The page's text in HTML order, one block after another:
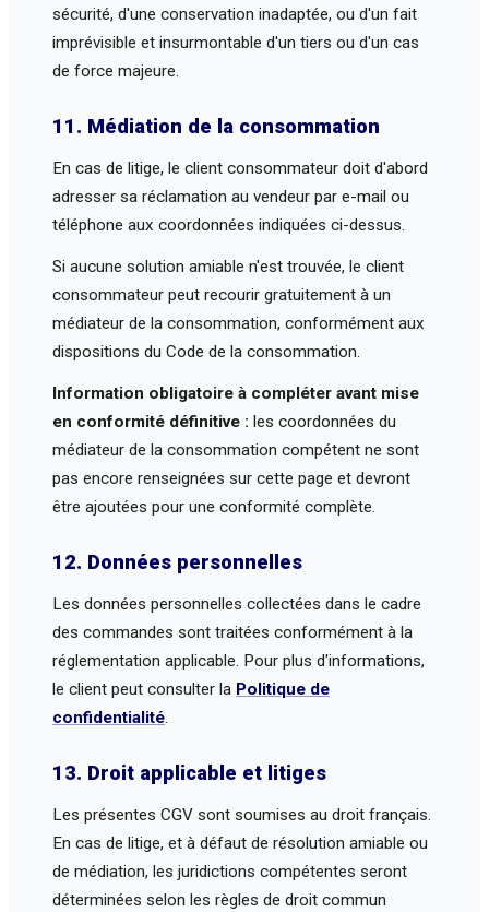
sécurité, d'une conservation inadaptée, ou d'un fait
imprévisible et insurmontable d'un tiers ou d'un cas
de force majeure.
11. Médiation de la consommation
En cas de litige, le client consommateur doit d'abord
adresser sa réclamation au vendeur par e-mail ou
téléphone aux coordonnées indiquées ci-dessus.
Si aucune solution amiable n'est trouvée, le client
consommateur peut recourir gratuitement à un
médiateur de la consommation, conformément aux
dispositions du Code de la consommation.
Information obligatoire à compléter avant mise
en conformité définitive : les coordonnées du
médiateur de la consommation compétent ne sont
pas encore renseignées sur cette page et devront
être ajoutées pour une conformité complète.
12. Données personnelles
Les données personnelles collectées dans le cadre
des commandes sont traitées conformément à la
réglementation applicable. Pour plus d'informations,
le client peut consulter la Politique de
confidentialité.
13. Droit applicable et litiges
Les présentes CGV sont soumises au droit français.
En cas de litige, et à défaut de résolution amiable ou
de médiation, les juridictions compétentes seront
déterminées selon les règles de droit commun